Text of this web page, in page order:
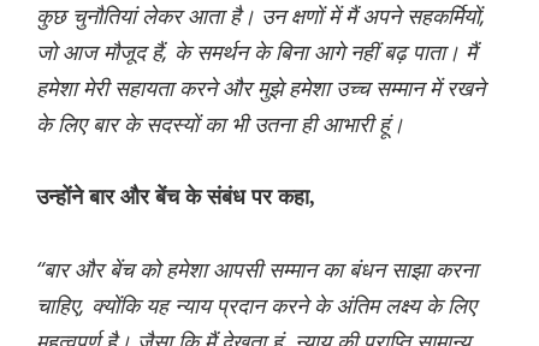
कुछ चुनौतियां लेकर आता है। उन क्षणों में मैं अपने सहकर्मियों,
जो आज मौजूद हैं, के समर्थन के बिना आगे नहीं बढ़ पाता। मैं
हमेशा मेरी सहायता करने और मुझे हमेशा उच्च सम्मान में रखने
के लिए बार के सदस्यों का भी उतना ही आभारी हूं।
उन्होंने बार और बेंच के संबंध पर कहा,
“बार और बेंच को हमेशा आपसी सम्मान का बंधन साझा करना
चाहिए, क्योंकि यह न्याय प्रदान करने के अंतिम लक्ष्य के लिए